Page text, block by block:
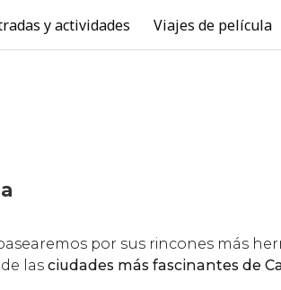
y actividades Viajes de película